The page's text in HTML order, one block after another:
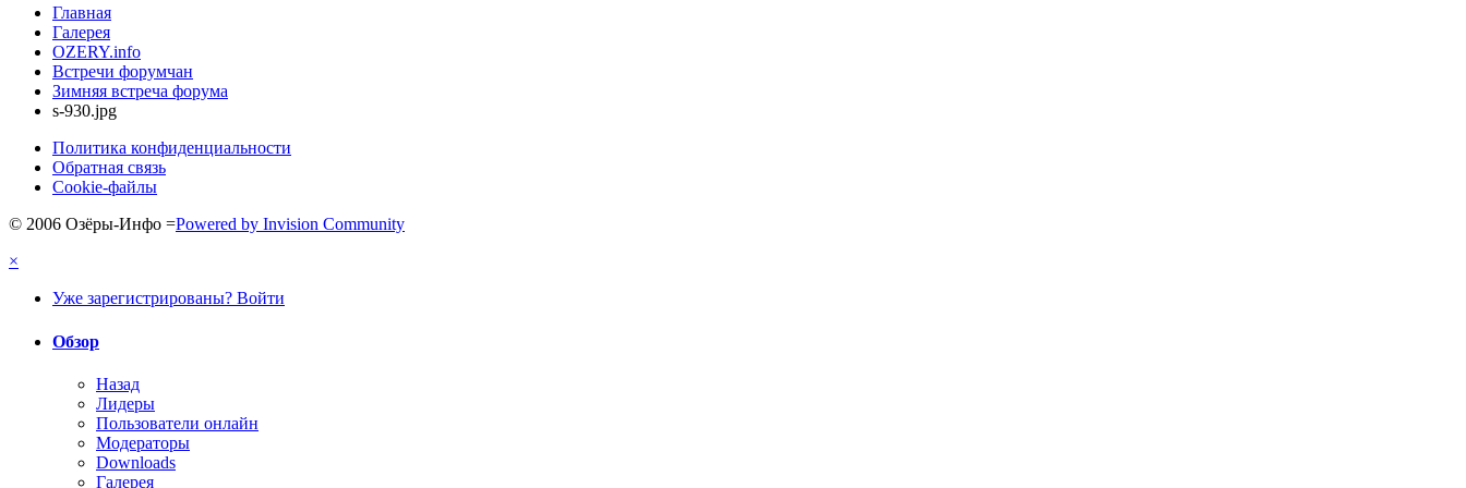
Главная
Галерея
OZERY.info
Встречи форумчан
Зимняя встреча форума
s-930.jpg
Политика конфиденциальности
Обратная связь
Cookie-файлы
© 2006 Озёры-Инфо =Powered by Invision Community
×
Уже зарегистрированы? Войти
Обзор
Назад
Лидеры
Пользователи онлайн
Модераторы
Downloads
Галерея